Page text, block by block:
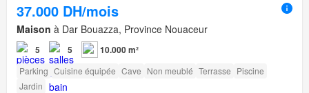
37.000 DH/mois
Maison à Dar Bouazza, Province Nouaceur
5 5 10.000 m²
Parking Cuisine équipée Cave Non meublé Terrasse Piscine
Jardin